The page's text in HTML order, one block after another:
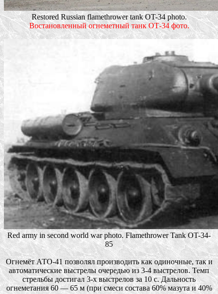
Restored Russian flamethrower tank OT-34 photo.
Востановленный огнеметный танк ОТ-34 фото.
Red army in second world war photo. Flamethrower Tank OT-34-
85
Огнемёт АТО-41 позволял производить как одиночные, так и
автоматические выстрелы очередью из 3-4 выстрелов. Темп
стрельбы достигал 3-х выстрелов за 10 с. Дальность
огнеметания 60 — 65 м (при смеси состава 60% мазута и 40%